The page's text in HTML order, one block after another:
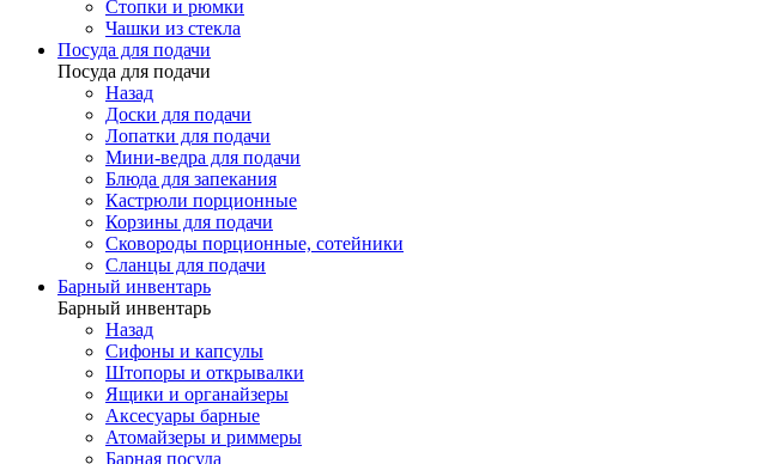
Стопки и рюмки
Чашки из стекла
Посуда для подачи
Посуда для подачи
Назад
Доски для подачи
Лопатки для подачи
Мини-ведра для подачи
Блюда для запекания
Кастрюли порционные
Корзины для подачи
Сковороды порционные, сотейники
Сланцы для подачи
Барный инвентарь
Барный инвентарь
Назад
Сифоны и капсулы
Штопоры и открывалки
Ящики и органайзеры
Аксесуары барные
Атомайзеры и риммеры
Барная посуда